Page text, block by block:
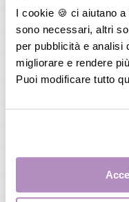
I cookie 🍪 ci aiutano
sono necessari, altri
per pubblicità e analisi
migliorare e rendere
Puoi modificare tutto
―
Cuscini allattamento
―Biberon
―
Tettarelle
―Succhietti
Conservalatte Materno
―Massaggiagengive